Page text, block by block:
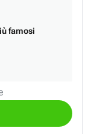
famosi